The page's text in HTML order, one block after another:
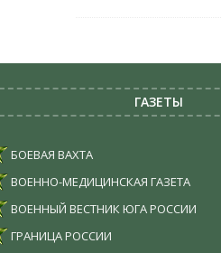
ГАЗЕТЫ
БОЕВАЯ ВАХТА
ВОЕННО-МЕДИЦИНСКАЯ ГАЗЕТА
ВОЕННЫЙ ВЕСТНИК ЮГА РОССИИ
ГРАНИЦА РОССИИ